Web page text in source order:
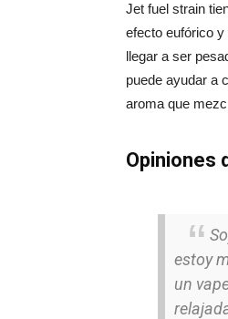
Jet fuel strain
efecto eufórico
llegar a ser
puede ayudar a
aroma que
Opiniones
estoy
un